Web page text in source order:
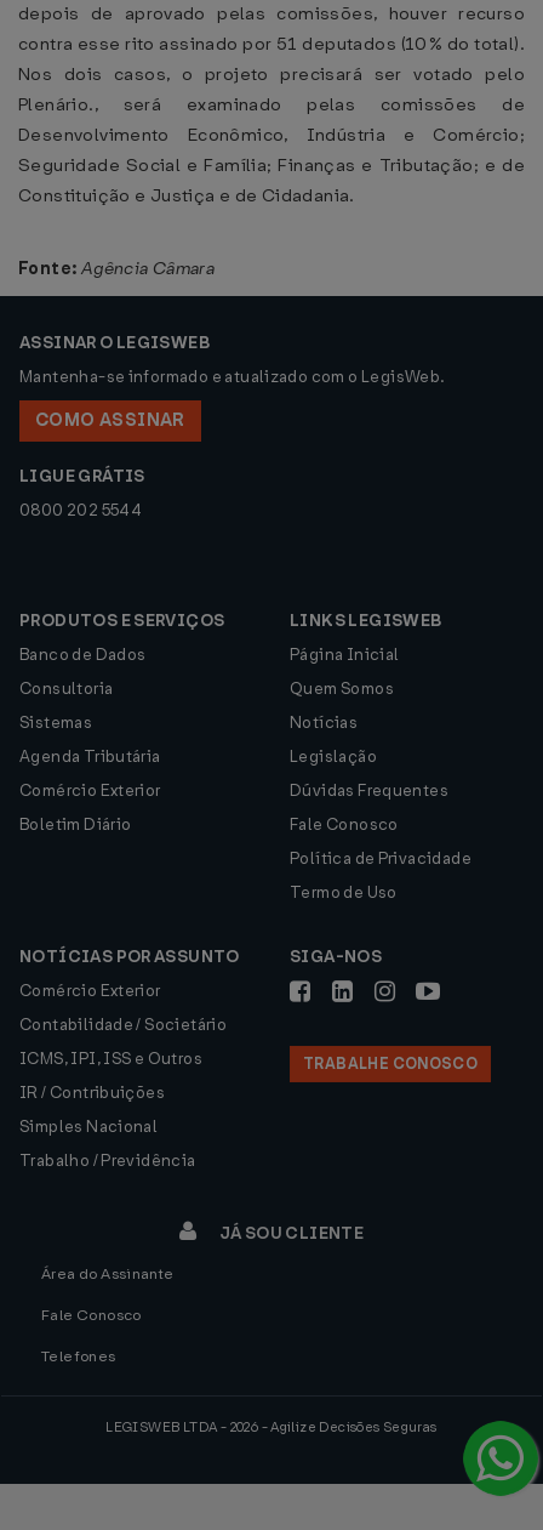
depois de aprovado pelas comissões, houver recurso
contra esse rito assinado por 51 deputados (10% do total).
Nos dois casos, o projeto precisará ser votado pelo
Plenário., será examinado pelas comissões de
Desenvolvimento Econômico, Indústria e Comércio;
Seguridade Social e Família; Finanças e Tributação; e de
Constituição e Justiça e de Cidadania.
Fonte: Agência Câmara
ASSINAR O LEGISWEB
Mantenha-se informado e atualizado com o LegisWeb.
COMO ASSINAR
LIGUE GRÁTIS
0800 202 5544
PRODUTOS E SERVIÇOS
Banco de Dados
Consultoria
Sistemas
Agenda Tributária
Comércio Exterior
Boletim Diário
LINKS LEGISWEB
Página Inicial
Quem Somos
Notícias
Legislação
Dúvidas Frequentes
Fale Conosco
Política de Privacidade
Termo de Uso
NOTÍCIAS POR ASSUNTO
Comércio Exterior
Contabilidade / Societário
ICMS, IPI, ISS e Outros
IR / Contribuições
Simples Nacional
Trabalho / Previdência
SIGA-NOS
TRABALHE CONOSCO
JÁ SOU CLIENTE
Área do Assinante
Fale Conosco
Telefones
LEGISWEB LTDA - 2026 - Agilize Decisões Seguras